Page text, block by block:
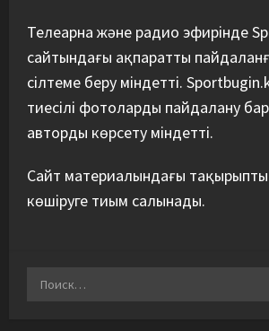
Телеарна және радио эфирінде
сайтындағы ақпаратты
сілтеме беру міндетті.
тиесілі фотоларды пайдалану
авторды көрсету міндетті.
Сайт материалындағы
көшіруге тиым салынады.